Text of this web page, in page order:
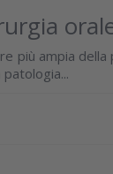
più ampia